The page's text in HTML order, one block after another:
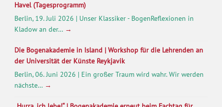
Havel (Tagesprogramm)
Berlin, 19. Juli 2026 | Unser Klassiker - BogenReflexionen in
Kladow an der… →
Die Bogenakademie in Island | Workshop für die Lehrenden an
der Universität der Künste Reykjavik
Berlin, 06. Juni 2026 | Ein großer Traum wird wahr. Wir werden
nächste… →